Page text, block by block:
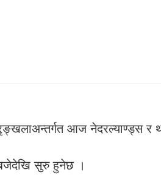
आज नेदरल्याण्ड्स र
बजेदेखि सुरु हुनेछ ।